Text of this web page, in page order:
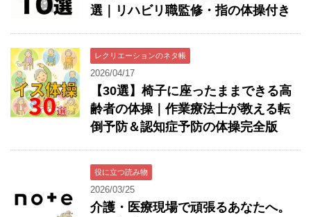
選｜リハビリ職監修・指の体操付き
レクリエーションのネタ帳
2026/04/17
【30選】椅子に座ったままできる高
齢者の体操｜作業療法士が教える転
倒予防＆認知症予防の体操完全版
役に立つ読み物
2026/03/25
介護・医療現場で頑張るあなたへ。